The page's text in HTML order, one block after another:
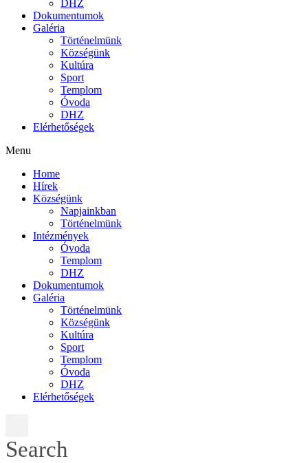
DHZ
Dokumentumok
Galéria
Történelmünk
Községünk
Kultúra
Sport
Templom
Óvoda
DHZ
Elérhetőségek
Menu
Home
Hírek
Községünk
Napjainkban
Történelmünk
Intézmények
Óvoda
Templom
DHZ
Dokumentumok
Galéria
Történelmünk
Községünk
Kultúra
Sport
Templom
Óvoda
DHZ
Elérhetőségek
Search